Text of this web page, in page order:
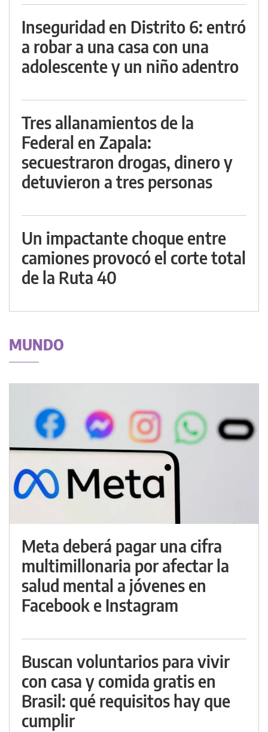
Inseguridad en Distrito 6: entró
a robar a una casa con una
adolescente y un niño adentro
Tres allanamientos de la
Federal en Zapala:
secuestraron drogas, dinero y
detuvieron a tres personas
Un impactante choque entre
camiones provocó el corte total
de la Ruta 40
MUNDO
Meta deberá pagar una cifra
multimillonaria por afectar la
salud mental a jóvenes en
Facebook e Instagram
Buscan voluntarios para vivir
con casa y comida gratis en
Brasil: qué requisitos hay que
cumplir